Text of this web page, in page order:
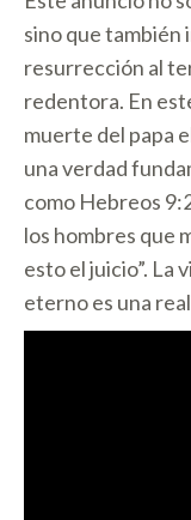
sino que también
resurrección al
redentora. En
muerte del papa
una verdad
como Hebreos
los hombres que
esto el juicio”. La
eterno es una